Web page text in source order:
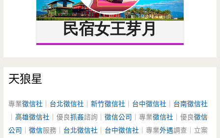
天狼星
專業徵信社 台北徵信社 ｜新竹徵信社 台中徵信社
台南徵信社
｜高雄徵信社 ｜優良抓姦諮詢｜徵信公司 ｜專業徵信社 ｜優良徵信
公司 ｜徵信服務｜ 台北徵信社 台中徵信社 ｜專業外遇調查｜立案